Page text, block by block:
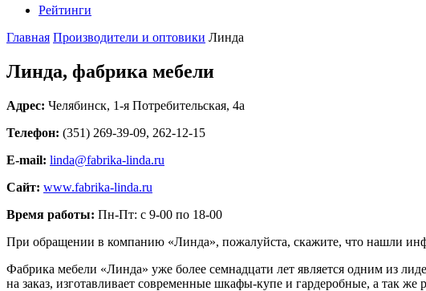
Рейтинги
Главная Производители и оптовики Линда
Линда, фабрика мебели
Адрес: Челябинск, 1-я Потребительская, 4а
Телефон: (351) 269-39-09, 262-12-15
E-mail: linda@fabrika-linda.ru
Сайт: www.fabrika-linda.ru
Время работы: Пн-Пт: с 9-00 по 18-00
При обращении в компанию «Линда», пожалуйста, скажите, что нашли
Фабрика мебели «Линда» уже более семнадцати лет является одним из
на заказ, изготавливает современные шкафы-купе и гардеробные, а так же